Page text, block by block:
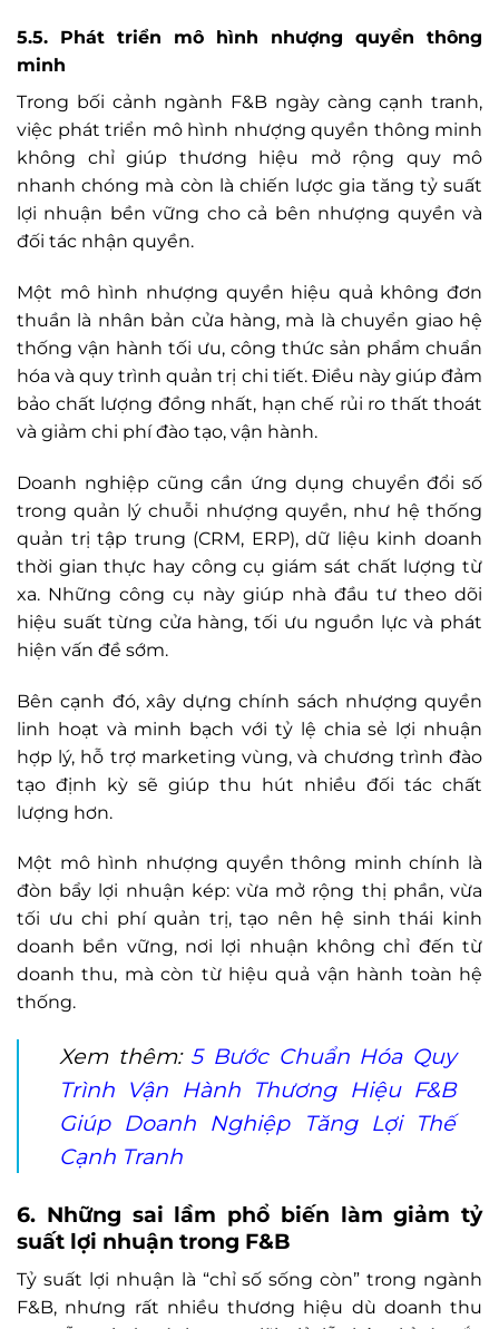
5.5. Phát triển mô hình nhượng quyền thông
minh
Trong bối cảnh ngành F&B ngày càng cạnh tranh,
việc phát triển mô hình nhượng quyền thông minh
không chỉ giúp thương hiệu mở rộng quy mô
nhanh chóng mà còn là chiến lược gia tăng tỷ suất
lợi nhuận bền vững cho cả bên nhượng quyền và
đối tác nhận quyền.
Một mô hình nhượng quyền hiệu quả không đơn
thuần là nhân bản cửa hàng, mà là chuyển giao hệ
thống vận hành tối ưu, công thức sản phẩm chuẩn
hóa và quy trình quản trị chi tiết. Điều này giúp đảm
bảo chất lượng đồng nhất, hạn chế rủi ro thất thoát
và giảm chi phí đào tạo, vận hành.
Doanh nghiệp cũng cần ứng dụng chuyển đổi số
trong quản lý chuỗi nhượng quyền, như hệ thống
quản trị tập trung (CRM, ERP), dữ liệu kinh doanh
thời gian thực hay công cụ giám sát chất lượng từ
xa. Những công cụ này giúp nhà đầu tư theo dõi
hiệu suất từng cửa hàng, tối ưu nguồn lực và phát
hiện vấn đề sớm.
Bên cạnh đó, xây dựng chính sách nhượng quyền
linh hoạt và minh bạch với tỷ lệ chia sẻ lợi nhuận
hợp lý, hỗ trợ marketing vùng, và chương trình đào
tạo định kỳ sẽ giúp thu hút nhiều đối tác chất
lượng hơn.
Một mô hình nhượng quyền thông minh chính là
đòn bẩy lợi nhuận kép: vừa mở rộng thị phần, vừa
tối ưu chi phí quản trị, tạo nên hệ sinh thái kinh
doanh bền vững, nơi lợi nhuận không chỉ đến từ
doanh thu, mà còn từ hiệu quả vận hành toàn hệ
thống.
Xem thêm: 5 Bước Chuẩn Hóa Quy
Trình Vận Hành Thương Hiệu F&B
Giúp Doanh Nghiệp Tăng Lợi Thế
Cạnh Tranh
6. Những sai lầm phổ biến làm giảm tỷ
suất lợi nhuận trong F&B
Tỷ suất lợi nhuận là “chỉ số sống còn” trong ngành
F&B, nhưng rất nhiều thương hiệu dù doanh thu